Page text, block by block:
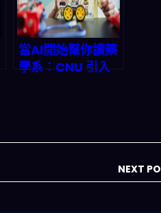
當AI開始幫你讀藥
學系：CNU 引入
NEXT